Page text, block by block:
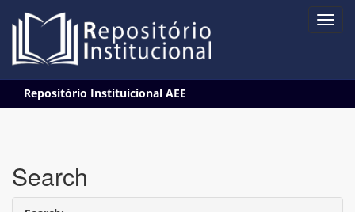
navigation
Repositório Instituicional AEE
Search